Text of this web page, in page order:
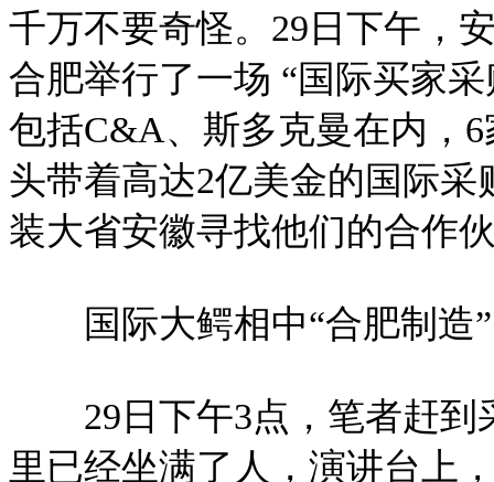
千万不要奇怪。29日下午，
合肥举行了一场 “国际买家
包括C&A、斯多克曼在内，
头带着高达2亿美金的国际
装大省安徽寻找他们的合作
国际大鳄相中“合肥制造”
29日下午3点，笔者赶到
里已经坐满了人，演讲台上